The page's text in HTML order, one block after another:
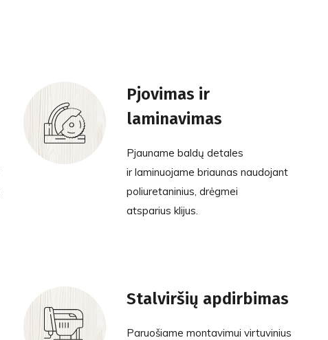
Pjovimas ir
laminavimas
Pjauname baldų detales
ir laminuojame briaunas naudojant
poliuretaninius, drėgmei
atsparius klijus.
Stalviršių apdirbimas
Paruošiame montavimui virtuvinius